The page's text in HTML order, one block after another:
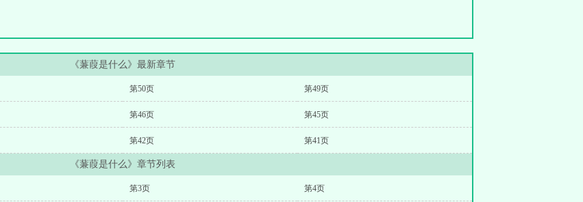
《蒹葭是什么》最新章节
第50页 第49页
第46页 第45页
第42页 第41页
《蒹葭是什么》章节列表
第3页 第4页